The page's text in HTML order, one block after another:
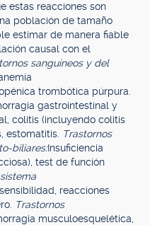
estas reacciones son
población de tamaño
estimar de manera fiable
causal con el
sanguíneos y del
trombótica púrpura.
gastrointestinal y
colitis (incluyendo colitis
estomatitis. Trastornos
biliares:Insuficiencia
test de función
reacciones
Trastornos
musculoesquelética,